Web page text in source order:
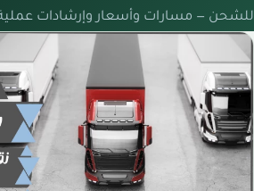
للشحن — مسارات وأسعار وإرشادات